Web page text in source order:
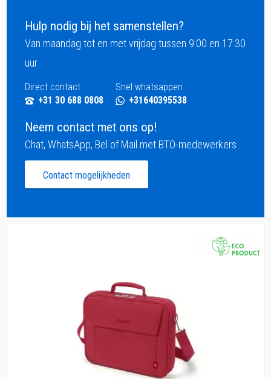
Hulp nodig bij het samenstellen?
Van maandag tot en met vrijdag tussen 9:00 en 17:30
uur
Direct contact
+31 30 688 0808
Snel whatsappen
+31640395538
Neem contact met ons op!
Chat, WhatsApp, Bel of Mail met BTO-medewerkers
Contact mogelijkheden